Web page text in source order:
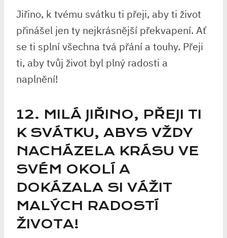
Jiřino, k tvému svátku ti přeji, aby ti život
přinášel jen ty nejkrásnější překvapení. Ať
se ti splní všechna tvá přání a touhy. Přeji
ti, aby tvůj život byl plný radosti a
naplnění!
12. MILÁ JIŘINO, PŘEJI TI
K SVÁTKU, ABYS VŽDY
NACHÁZELA KRÁSU VE
SVÉM OKOLÍ A
DOKÁZALA SI VÁŽIT
MALÝCH RADOSTÍ
ŽIVOTA!